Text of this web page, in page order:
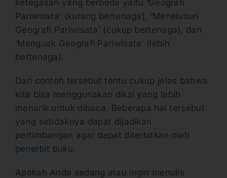
ketegasan yang berbeda yaitu ‘Geografi
Pariwisata’ (kurang bertenaga), ‘Menelusuri
Geografi Pariwisata’ (cukup bertenaga), dan
‘Menguak Geografi Pariwisata’ (lebih
bertenaga).
Dari contoh tersebut tentu cukup jelas bahwa
kita bisa menggunakan diksi yang lebih
menarik untuk dibaca. Beberapa hal tersebut
yang setidaknya dapat dijadikan
pertimbangan agar dapat diterbitkan oleh
penerbit buku.
Apakah Anda sedang atau ingin menulis